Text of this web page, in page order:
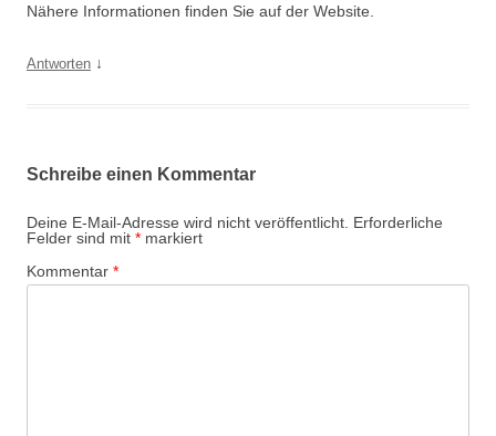
Nähere Informationen finden Sie auf der Website.
Antworten ↓
Schreibe einen Kommentar
Deine E-Mail-Adresse wird nicht veröffentlicht. Erforderliche
Felder sind mit * markiert
Kommentar *